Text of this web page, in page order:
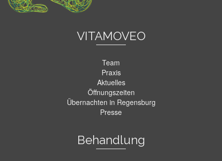
VITAMOVEO
Team
Praxis
Aktuelles
Öffnungszeiten
Übernachten in Regensburg
Presse
Behandlung